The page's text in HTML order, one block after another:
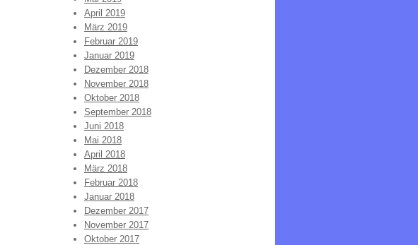
April 2019
März 2019
Februar 2019
Januar 2019
Dezember 2018
November 2018
Oktober 2018
September 2018
Juni 2018
Mai 2018
April 2018
März 2018
Februar 2018
Januar 2018
Dezember 2017
November 2017
Oktober 2017